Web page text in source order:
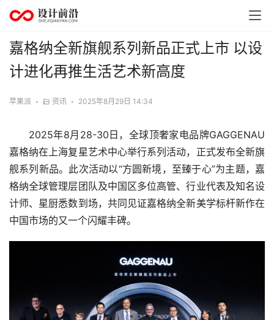
嘉格纳全新旗舰系列新品正式上市 以设
计进化再推生活艺术新高度
苹果派 • 资讯 • 2025年8月29日 14:34
2025年8月28-30日，全球顶奢家电品牌GAGGENAU
嘉格纳在上海复星艺术中心举行系列活动，正式发布全新旗
舰系列新品。此次活动以“方圆新境，至臻于心”为主题，嘉
格纳全球管理层团队及中国区多位高管、行业代表及知名设
计师、星厨悉数到场，共同见证嘉格纳全新美学标杆新作在
中国市场的又一个闪耀丰碑。